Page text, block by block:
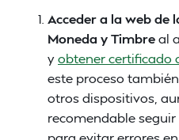
Acceder a la web de
Moneda y Timbreal
yobtener certificado
este proceso
otros dispositivos,
recomendable